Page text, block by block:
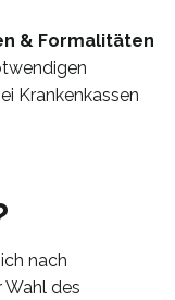
& Formalitäten
Krankenkassen
nach
Wahl des